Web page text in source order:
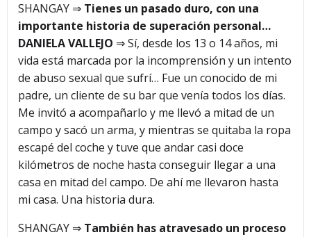
SHANGAY ⇒ Tienes un pasado duro, con una
importante historia de superación personal…
DANIELA VALLEJO ⇒ Sí, desde los 13 o 14 años, mi
vida está marcada por la incomprensión y un intento
de abuso sexual que sufrí… Fue un conocido de mi
padre, un cliente de su bar que venía todos los días.
Me invitó a acompañarlo y me llevó a mitad de un
campo y sacó un arma, y mientras se quitaba la ropa
escapé del coche y tuve que andar casi doce
kilómetros de noche hasta conseguir llegar a una
casa en mitad del campo. De ahí me llevaron hasta
mi casa. Una historia dura.
SHANGAY ⇒ También has atravesado un proceso